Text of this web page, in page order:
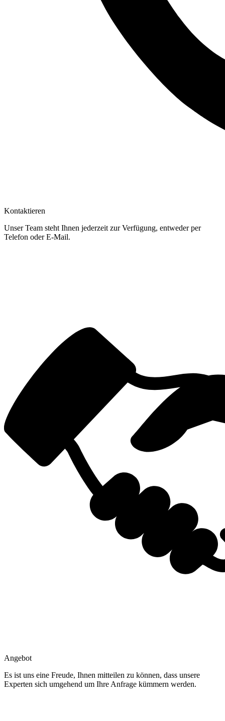
Kontaktieren
Unser Team steht Ihnen jederzeit zur Verfügung, entweder per
Telefon oder E-Mail.
Angebot
Es ist uns eine Freude, Ihnen mitteilen zu können, dass unsere
Experten sich umgehend um Ihre Anfrage kümmern werden.